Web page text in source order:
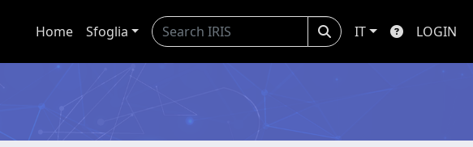
Home Sfoglia IT LOGIN